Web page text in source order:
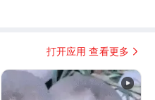
打开应用 查看更多